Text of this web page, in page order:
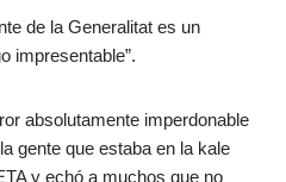
de la Generalitat es un
impresentable”.
absolutamente imperdonable
gente que estaba en la kale
y echó a muchos que no